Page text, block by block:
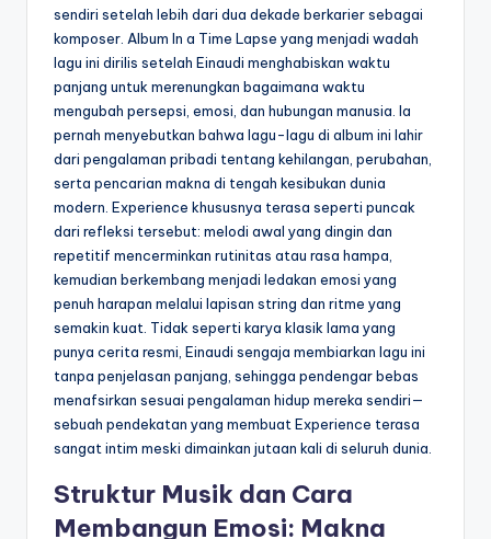
sendiri setelah lebih dari dua dekade berkarier sebagai
komposer. Album In a Time Lapse yang menjadi wadah
lagu ini dirilis setelah Einaudi menghabiskan waktu
panjang untuk merenungkan bagaimana waktu
mengubah persepsi, emosi, dan hubungan manusia. Ia
pernah menyebutkan bahwa lagu-lagu di album ini lahir
dari pengalaman pribadi tentang kehilangan, perubahan,
serta pencarian makna di tengah kesibukan dunia
modern. Experience khususnya terasa seperti puncak
dari refleksi tersebut: melodi awal yang dingin dan
repetitif mencerminkan rutinitas atau rasa hampa,
kemudian berkembang menjadi ledakan emosi yang
penuh harapan melalui lapisan string dan ritme yang
semakin kuat. Tidak seperti karya klasik lama yang
punya cerita resmi, Einaudi sengaja membiarkan lagu ini
tanpa penjelasan panjang, sehingga pendengar bebas
menafsirkan sesuai pengalaman hidup mereka sendiri—
sebuah pendekatan yang membuat Experience terasa
sangat intim meski dimainkan jutaan kali di seluruh dunia.
Struktur Musik dan Cara
Membangun Emosi: Makna